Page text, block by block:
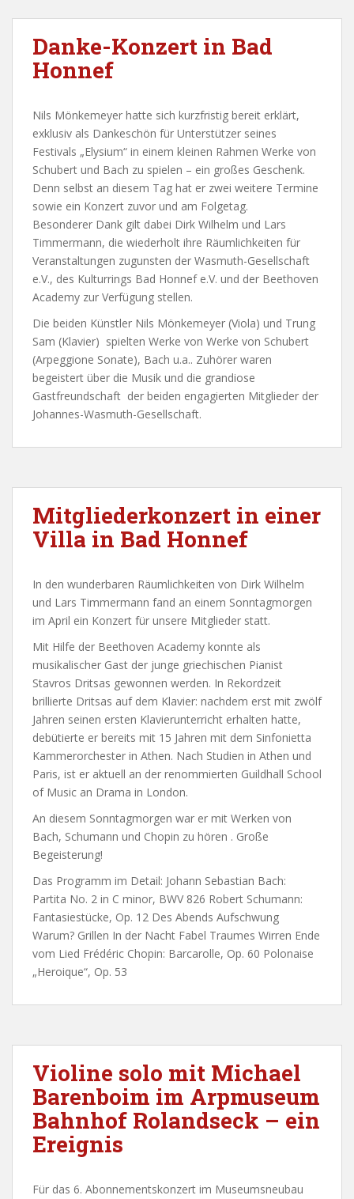
Danke-Konzert in Bad
Honnef
Nils Mönkemeyer hatte sich kurzfristig bereit erklärt,
exklusiv als Dankeschön für Unterstützer seines
Festivals „Elysium“ in einem kleinen Rahmen Werke von
Schubert und Bach zu spielen – ein großes Geschenk.
Denn selbst an diesem Tag hat er zwei weitere Termine
sowie ein Konzert zuvor und am Folgetag.
Besonderer Dank gilt dabei Dirk Wilhelm und Lars
Timmermann, die wiederholt ihre Räumlichkeiten für
Veranstaltungen zugunsten der Wasmuth-Gesellschaft
e.V., des Kulturrings Bad Honnef e.V. und der Beethoven
Academy zur Verfügung stellen.
Die beiden Künstler Nils Mönkemeyer (Viola) und Trung
Sam (Klavier) spielten Werke von Werke von Schubert
(Arpeggione Sonate), Bach u.a.. Zuhörer waren
begeistert über die Musik und die grandiose
Gastfreundschaft der beiden engagierten Mitglieder der
Johannes-Wasmuth-Gesellschaft.
Mitgliederkonzert in einer
Villa in Bad Honnef
In den wunderbaren Räumlichkeiten von Dirk Wilhelm
und Lars Timmermann fand an einem Sonntagmorgen
im April ein Konzert für unsere Mitglieder statt.
Mit Hilfe der Beethoven Academy konnte als
musikalischer Gast der junge griechischen Pianist
Stavros Dritsas gewonnen werden. In Rekordzeit
brillierte Dritsas auf dem Klavier: nachdem erst mit zwölf
Jahren seinen ersten Klavierunterricht erhalten hatte,
debütierte er bereits mit 15 Jahren mit dem Sinfonietta
Kammerorchester in Athen. Nach Studien in Athen und
Paris, ist er aktuell an der renommierten Guildhall School
of Music an Drama in London.
An diesem Sonntagmorgen war er mit Werken von
Bach, Schumann und Chopin zu hören . Große
Begeisterung!
Das Programm im Detail: Johann Sebastian Bach:
Partita No. 2 in C minor, BWV 826 Robert Schumann:
Fantasiestücke, Op. 12 Des Abends Aufschwung
Warum? Grillen In der Nacht Fabel Traumes Wirren Ende
vom Lied Frédéric Chopin: Barcarolle, Op. 60 Polonaise
„Heroique“, Op. 53
Violine solo mit Michael
Barenboim im Arpmuseum
Bahnhof Rolandseck – ein
Ereignis
Für das 6. Abonnementskonzert im Museumsneubau